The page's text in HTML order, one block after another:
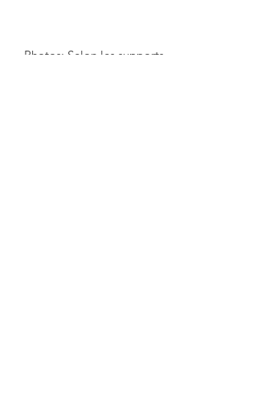
Photos: Selon les supports